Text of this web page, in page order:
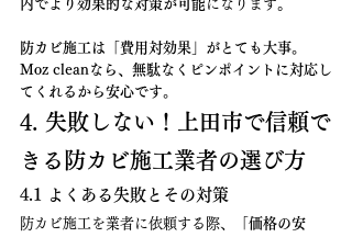
内でより効果的な対策が可能 になります。
防カビ施工は「費用対効果」がとても大事。
Moz cleanなら、無駄なくピンポイントに対応し
てくれるから安心です。
4. 失敗しない！上田市で信頼で
きる防カビ施工業者の選び方
4.1 よくある失敗とその対策
防カビ施工を業者に依頼する際、
「価格の安